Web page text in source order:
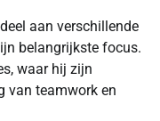
aan verschillende
belangrijkste focus.
waar hij zijn
van teamwork en